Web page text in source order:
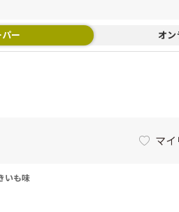
パー オン
マイ
いも味